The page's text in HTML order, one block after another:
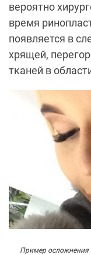
вероятно
время
появляется в
хрящей,
тканей в
Пример осложнения